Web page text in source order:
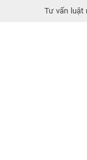
Tư vấn luật